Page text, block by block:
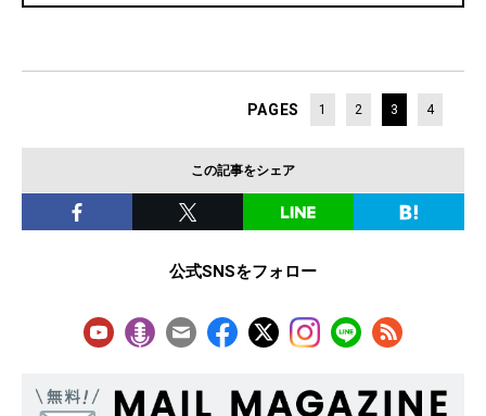
PAGES 1 2 3 4
この記事をシェア
公式SNSをフォロー